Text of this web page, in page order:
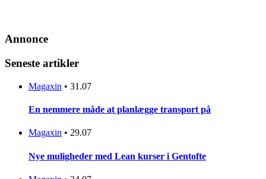
Annonce
Seneste artikler
Magaxin • 31.07
En nemmere måde at planlægge transport på
Magaxin • 29.07
Nye muligheder med Lean kurser i Gentofte